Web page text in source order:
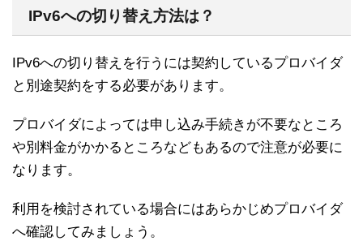
IPv6への切り替え方法は？
IPv6への切り替えを行うには契約しているプロバイダ
と別途契約をする必要があります。
プロバイダによっては申し込み手続きが不要なところ
や別料金がかかるところなどもあるので注意が必要に
なります。
利用を検討されている場合にはあらかじめプロバイダ
へ確認してみましょう。